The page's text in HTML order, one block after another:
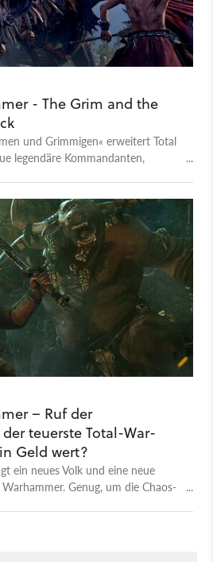
- The Grim and the
und Grimmigen« erweitert Total
legendäre Kommandanten,
– Ruf der
teuerste Total-War-
Geld wert?
ein neues Volk und eine neue
Genug, um die Chaos-